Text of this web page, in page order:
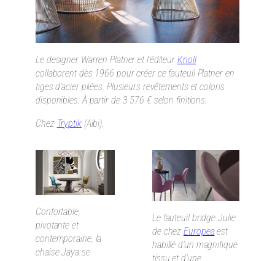
Le designer Warren Platner et l’éditeur Knoll
collaborent dès 1966 pour créer ce fauteuil Platner en
tiges d’acier pliées. Plusieurs revêtements et coloris
disponibles. À partir de 3 576 € selon finitions.
Chez Tryptik(Albi).
Confortable,
pivotante et
contemporaine, la
chaise Jaya se
Le fauteuil bridge Julie
de chezEuropeaest
habillé d’un magnifique
tissu et d’une